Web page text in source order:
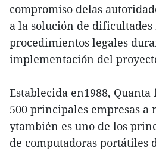
compromiso delas
a la solución de
procedimientos legales
implementación del
Establecida en1988,
500 principales empresas
ytambién es uno de los
de computadoras portátiles